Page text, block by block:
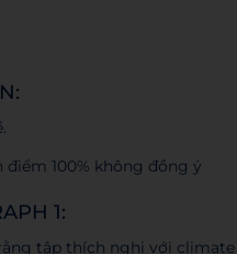
điểm 100% không đồng ý
1:
tập thích nghi với